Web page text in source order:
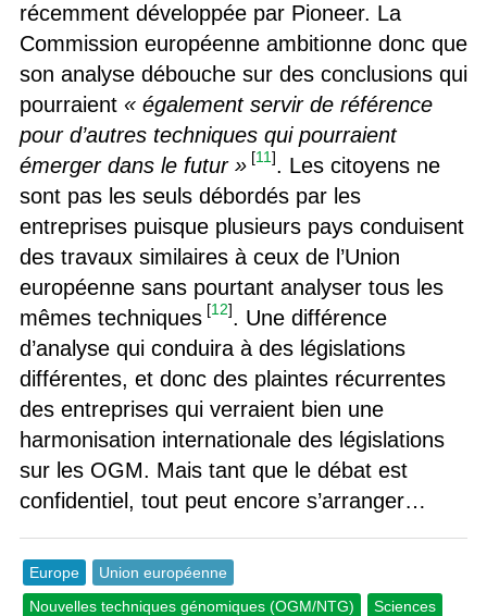
récemment développée par Pioneer. La
Commission européenne ambitionne donc que
son analyse débouche sur des conclusions qui
pourraient « également servir de référence
pour d’autres techniques qui pourraient
émerger dans le futur » [11]. Les citoyens ne
sont pas les seuls débordés par les
entreprises puisque plusieurs pays conduisent
des travaux similaires à ceux de l’Union
européenne sans pourtant analyser tous les
mêmes techniques [12]. Une différence
d’analyse qui conduira à des législations
différentes, et donc des plaintes récurrentes
des entreprises qui verraient bien une
harmonisation internationale des législations
sur les OGM. Mais tant que le débat est
confidentiel, tout peut encore s’arranger…
Europe
Union européenne
Nouvelles techniques génomiques (OGM/NTG)
Sciences